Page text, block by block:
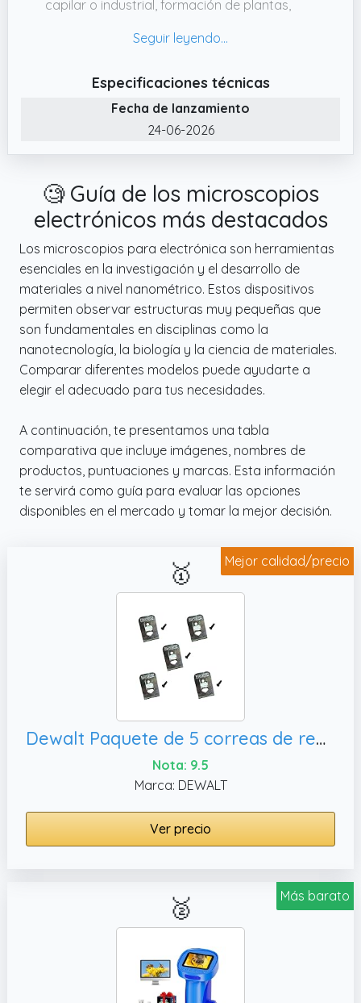
capilar o industrial, formación de plantas,
biológica, inspección de joyas y sellos, etc.
microscopio, sino también una cámara.
Puedes tomar fotos y videos en la aplicación.
✔️ Amplia aplicación: el microscopio se utiliza
ampliamente en inspección, mantenimiento,
Puedes usarlo para observar objetos
pequeños.
Nuestro microscopio puede ser de mano
para la observación al aire libre o colocado
en un soporte fijo. El microscopio cuenta con
8 luces LED y 3 niveles de ajuste de brillo para
explorar el mundo microscópico de forma
directa y cómoda.
✔️ Plug and play sin conexión WiFi: No es
necesario establecer una conexión WiFi. Solo
tienes que conectar el adaptador a tu
teléfono móvil y volver a la aplicación
"UseePlus" para empezar.
Especificaciones técnicas
Fecha de lanzamiento
24-06-2026
🧐 Guía de los microscopios
electrónicos más destacados
Los microscopios para electrónica son herramientas
esenciales en la investigación y el desarrollo de
materiales a nivel nanométrico. Estos dispositivos
permiten observar estructuras muy pequeñas que
son fundamentales en disciplinas como la
nanotecnología, la biología y la ciencia de materiales.
Comparar diferentes modelos puede ayudarte a
elegir el adecuado para tus necesidades.
A continuación, te presentamos una tabla
comparativa que incluye imágenes, nombres de
productos, puntuaciones y marcas. Esta información
te servirá como guía para evaluar las opciones
disponibles en el mercado y tomar la mejor decisión.
Mejor calidad/precio
🥇
Dewalt Paquete de 5 correas de repuesto originales OEM # N268241-5PK
Nota: 9.5
Marca: DEWALT
Ver precio
Más barato
🥈